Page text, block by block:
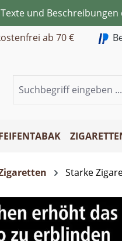
und
ab 70 €
Starke